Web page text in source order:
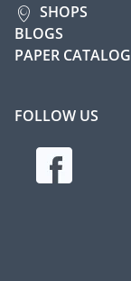
SHOPS
BLOGS
PAPER CATALOG
FOLLOW US